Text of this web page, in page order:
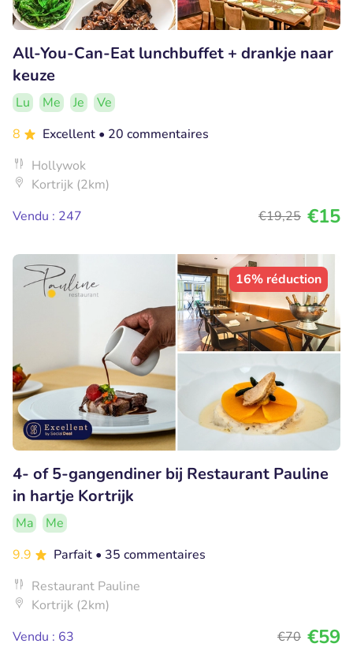
All-You-Can-Eat lunchbuffet + drankje naar
keuze
Lu Me Je
Ve
8
Excellent • 20 commentaires
Hollywok
Kortrijk (2km)
Vendu : 247
€19,25 €15
16% réduction
4- of 5-gangendiner bij Restaurant Pauline
in hartje Kortrijk
Ma
Me
9.9
Parfait • 35 commentaires
Restaurant Pauline
Kortrijk (2km)
Vendu : 63
€70 €59